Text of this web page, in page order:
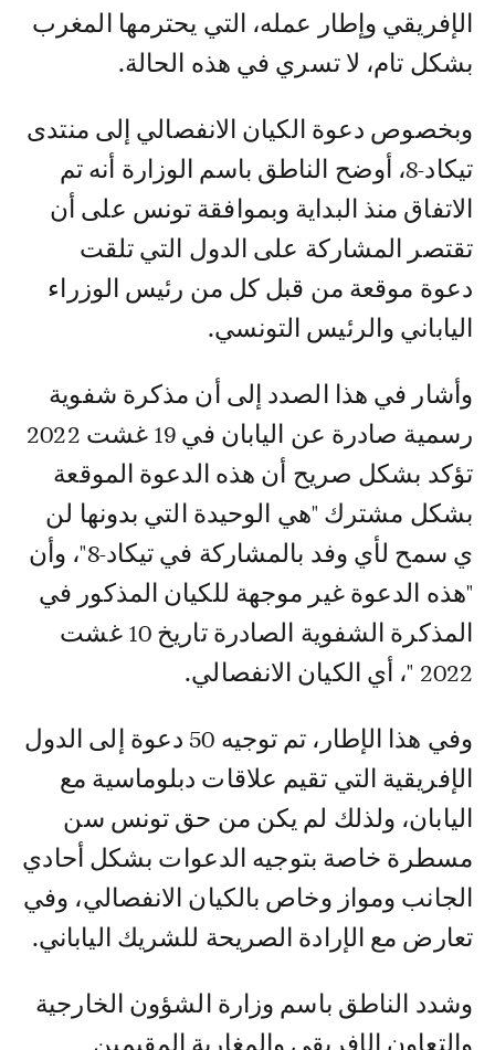
الإفريقي وإطار عمله، التي يحترمها المغرب
بشكل تام، لا تسري في هذه الحالة.
وبخصوص دعوة الكيان الانفصالي إلى منتدى
تيكاد-8، أوضح الناطق باسم الوزارة أنه تم
الاتفاق منذ البداية وبموافقة تونس على أن
تقتصر المشاركة على الدول التي تلقت
دعوة موقعة من قبل كل من رئيس الوزراء
الياباني والرئيس التونسي.
وأشار في هذا الصدد إلى أن مذكرة شفوية
رسمية صادرة عن اليابان في 19 غشت 2022
تؤكد بشكل صريح أن هذه الدعوة الموقعة
بشكل مشترك "هي الوحيدة التي بدونها لن
ي سمح لأي وفد بالمشاركة في تيكاد-8"، وأن
"هذه الدعوة غير موجهة للكيان المذكور في
المذكرة الشفوية الصادرة تاريخ 10 غشت
2022 "، أي الكيان الانفصالي.
وفي هذا الإطار، تم توجيه 50 دعوة إلى الدول
الإفريقية التي تقيم علاقات دبلوماسية مع
اليابان، ولذلك لم يكن من حق تونس سن
مسطرة خاصة بتوجيه الدعوات بشكل أحادي
الجانب ومواز وخاص بالكيان الانفصالي، وفي
تعارض مع الإرادة الصريحة للشريك الياباني.
وشدد الناطق باسم وزارة الشؤون الخارجية